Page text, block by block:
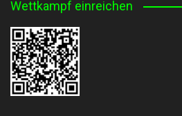
Wettkampf einreichen